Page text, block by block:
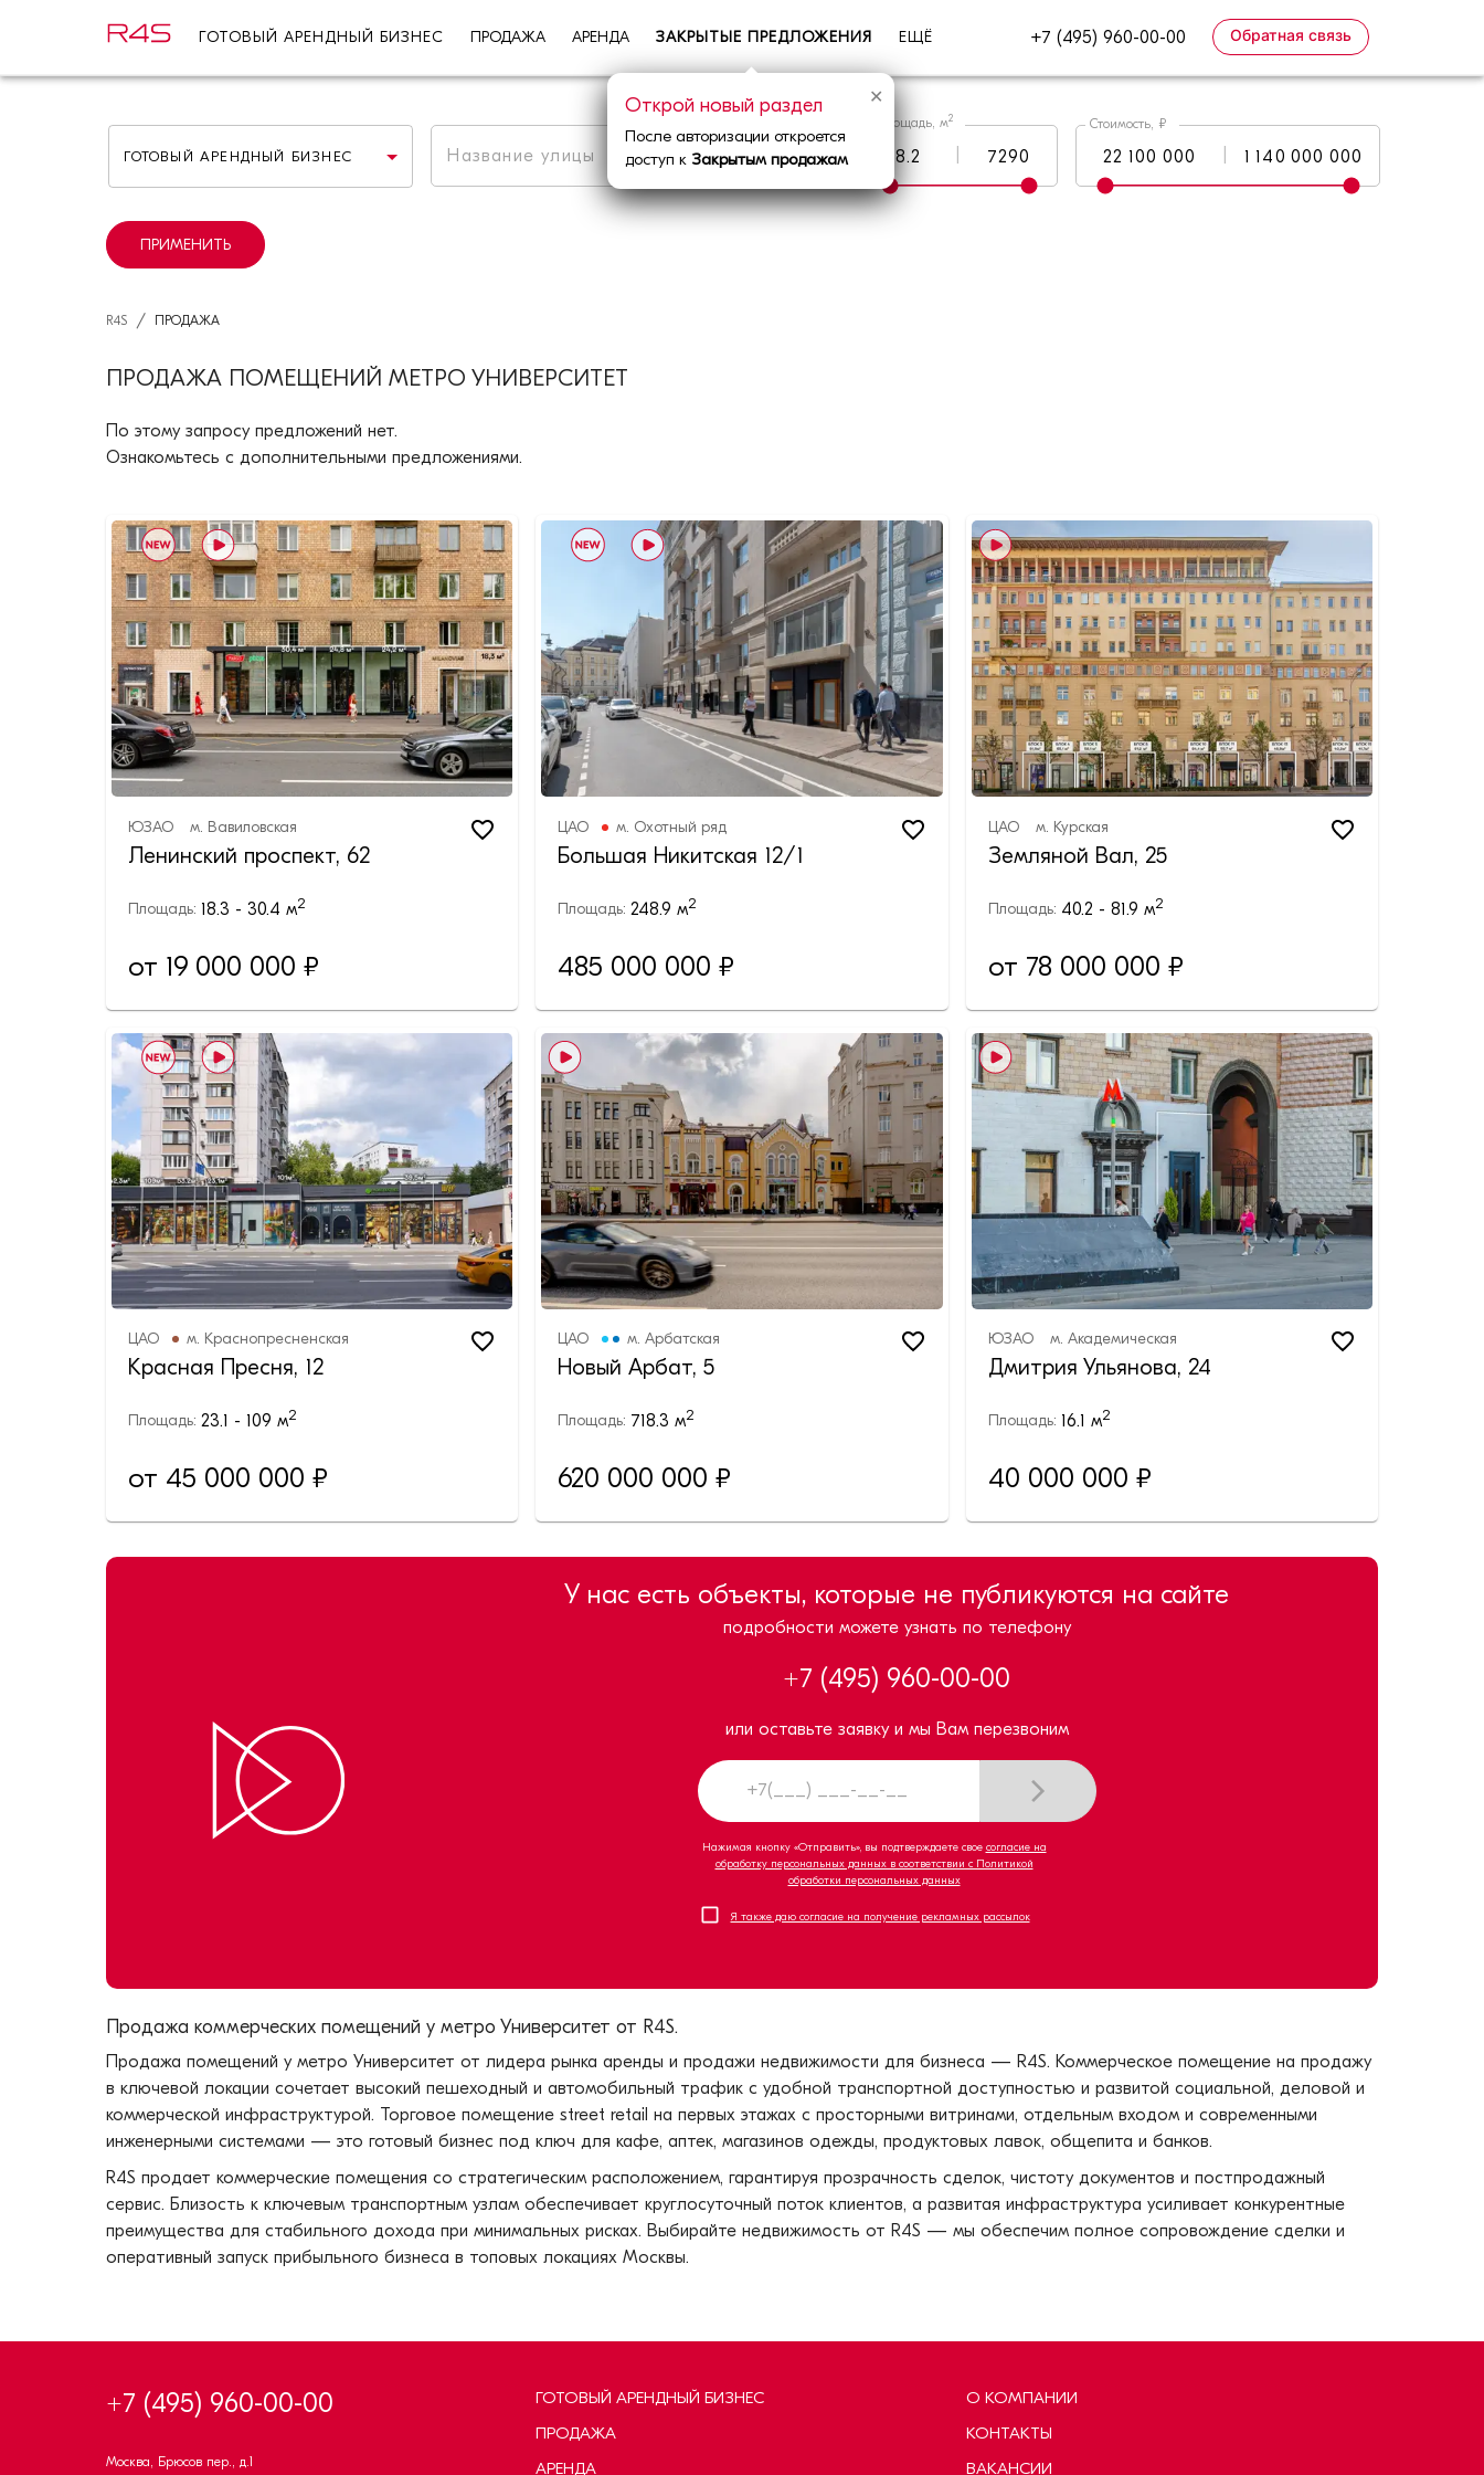
ГОТОВЫЙ АРЕНДНЫЙ БИЗНЕС ПРОДАЖА АРЕНДА ЗАКРЫТЫЕ ПРЕДЛОЖЕНИЯ ЕЩЁ +7 (495) 960-00-00 Обратная связь
ГОТОВЫЙ АРЕНДНЫЙ БИЗНЕС Метро | Округ
Площадь, м2 Стоимость, ₽
ПРИМЕНИТЬ
R4S / ПРОДАЖА
ПРОДАЖА ПОМЕЩЕНИЙ МЕТРО УНИВЕРСИТЕТ
По этому запросу предложений нет.
Ознакомьтесь с дополнительными предложениями.
ЮЗАО м. Вавиловская
Ленинский проспект, 62
Площадь: 18.3 - 30.4 м2
от 19 000 000 ₽
ЦАО м. Охотный ряд
Большая Никитская 12/1
Площадь:248.9 м2
485 000 000 ₽
ЦАО м. Курская
Земляной Вал, 25
Площадь: 40.2 - 81.9 м2
от 78 000 000 ₽
ЦАО м. Краснопресненская
Красная Пресня, 12
Площадь: 23.1 - 109 м2
от 45 000 000 ₽
ЦАО м.Арбатская
Новый Арбат, 5
Площадь: 718.3 м2
620 000 000 ₽
ЮЗАО м. Академическая
Дмитрия Ульянова, 24
Площадь: 16.1 м2
40 000 000 ₽
У нас есть объекты, которые не публикуются на сайте
подробности можете узнать по телефону
+7 (495) 960-00-00
или оставьте заявку и мы Вам перезвоним
Нажимая кнопку «Отправить», вы подтверждаете свое согласие на
обработку персональных данных в соответствии с Политикой
обработки персональных данных
Я также даю согласие на получение рекламных рассылок
Продажа коммерческих помещений у метро Университет от R4S.
Продажа помещений у метро Университет от лидера рынка аренды и продажи недвижимости для бизнеса — R4S. Коммерческое помещение на продажу
в ключевой локации сочетает высокий пешеходный и автомобильный трафик с удобной транспортной доступностью и развитой социальной, деловой и
коммерческой инфраструктурой. Торговое помещение street retail на первых этажах с просторными витринами, отдельным входом и современными
инженерными системами — это готовый бизнес под ключ для кафе, аптек, магазинов одежды, продуктовых лавок, общепита и банков.
R4S продает коммерческие помещения со стратегическим расположением, гарантируя прозрачность сделок, чистоту документов и постпродажный
сервис. Близость к ключевым транспортным узлам обеспечивает круглосуточный поток клиентов, а развитая инфраструктура усиливает конкурентные
преимущества для стабильного дохода при минимальных рисках. Выбирайте недвижимость от R4S — мы обеспечим полное сопровождение сделки и
оперативный запуск прибыльного бизнеса в топовых локациях Москвы.
+7 (495) 960-00-00
Москва, Брюсов пер., д.1
ГОТОВЫЙ АРЕНДНЫЙ БИЗНЕС
ПРОДАЖА
АРЕНДА
О КОМПАНИИ
КОНТАКТЫ
ВАКАНСИИ
✕
Открой новый раздел
После авторизации откроется
доступ к Закрытым продажам